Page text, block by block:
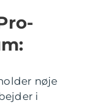
nøje
i